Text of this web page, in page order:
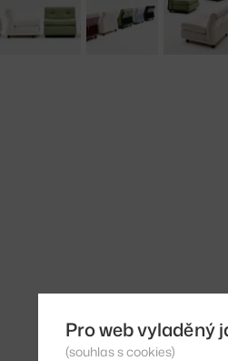
Pro web vyladěný
(souhlas s cookies)